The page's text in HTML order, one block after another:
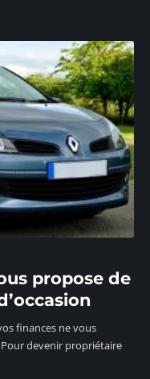
propose de
finances ne vous
devenir propriétaire